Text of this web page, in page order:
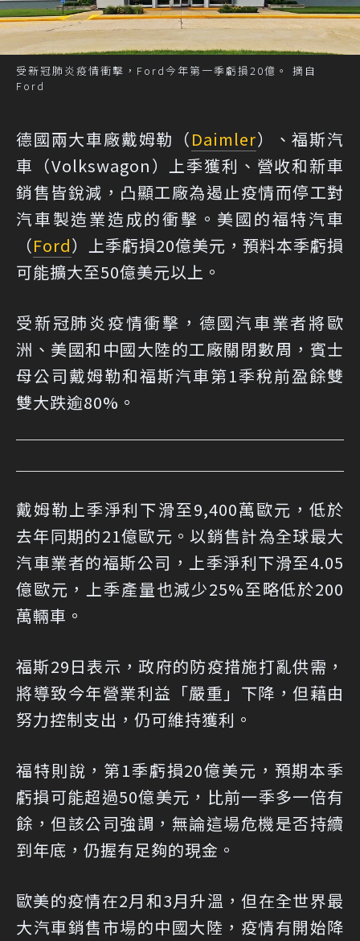
受新冠肺炎疫情衝擊，Ford今年第一季虧損20億。 摘自
Ford
德國兩大車廠戴姆勒（Daimler）、福斯汽
車（Volkswagon）上季獲利、營收和新車
銷售皆銳減，凸顯工廠為遏止疫情而停工對
汽車製造業造成的衝擊。美國的福特汽車
（Ford）上季虧損20億美元，預料本季虧損
可能擴大至50億美元以上。
受新冠肺炎疫情衝擊，德國汽車業者將歐
洲、美國和中國大陸的工廠關閉數周，賓士
母公司戴姆勒和福斯汽車第1季稅前盈餘雙
雙大跌逾80%。
戴姆勒上季淨利下滑至9,400萬歐元，低於
去年同期的21億歐元。以銷售計為全球最大
汽車業者的福斯公司，上季淨利下滑至4.05
億歐元，上季產量也減少25%至略低於200
萬輛車。
福斯29日表示，政府的防疫措施打亂供需，
將導致今年營業利益「嚴重」下降，但藉由
努力控制支出，仍可維持獲利。
福特則說，第1季虧損20億美元，預期本季
虧損可能超過50億美元，比前一季多一倍有
餘，但該公司強調，無論這場危機是否持續
到年底，仍握有足夠的現金。
歐美的疫情在2月和3月升溫，但在全世界最
大汽車銷售市場的中國大陸，疫情有開始降